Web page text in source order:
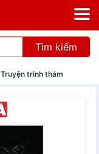
Tìm kiếm
Truyện trinh thám